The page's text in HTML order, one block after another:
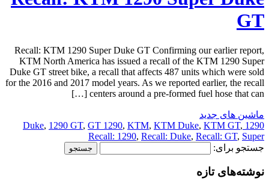
GT
Recall: KTM 1290 Super Duke GT Confirming our earlier report,
KTM North America has issued a recall of the KTM 1290 Super
Duke GT street bike, a recall that affects 487 units which were sold
for the 2016 and 2017 model years. As we reported earlier, the recall
centers around a pre-formed fuel hose that can […]
ماشین های جدید
1290 Duke
, 1290 GT, GT 1290, KTM, KTM Duke, KTM GT,
Recall: 1290, Recall: Duke, Recall: GT, Super
جستجو برای:
نوشته‌های تازه